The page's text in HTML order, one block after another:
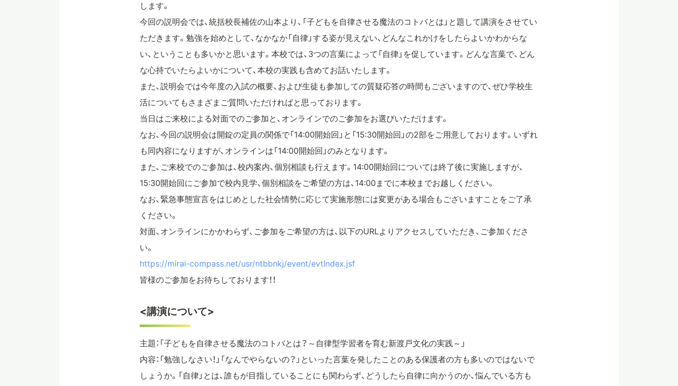
します。
今回の説明会では、統括校長補佐の山本より、「子どもを自律させる魔法のコトバとは」と題して講演をさせてい
ただきます。勉強を始めとして、なかなか「自律」する姿が見えない、どんなこれかけをしたらよいかわからな
い、ということも多いかと思います。本校では、3つの言葉によって「自律」を促しています。どんな言葉で、どん
な心持でいたらよいかについて、本校の実践も含めてお話いたします。
また、説明会では今年度の入試の概要、および生徒も参加しての質疑応答の時間もございますので、ぜひ学校生
活についてもさまざまご質問いただければと思っております。
当日はご来校による対面でのご参加と、オンラインでのご参加をお選びいただけます。
なお、今回の説明会は開錠の定員の関係で「14:00開始回」と「15:30開始回」の2部をご用意しております。いずれ
も同内容になりますが、オンラインは「14:00開始回」のみとなります。
また、ご来校でのご参加は、校内案内、個別相談も行えます。14:00開始回については終了後に実施しますが、
15:30開始回にご参加で校内見学、個別相談をご希望の方は、14:00までに本校までお越しください。
なお、緊急事態宣言をはじめとした社会情勢に応じて実施形態には変更がある場合もございますことをご了承
ください。
対面、オンラインにかかわらず、ご参加をご希望の方は、以下のURLよりアクセスしていただき、ご参加くださ
い。
https://mirai-compass.net/usr/ntbbnkj/event/evtIndex.jsf
皆様のご参加をお待ちしております！！
<講演について>
主題：「子どもを自律させる魔法のコトバとは？～自律型学習者を育む新渡戸文化の実践～」
内容：「勉強しなさい！」「なんでやらないの？」といった言葉を発したことのある保護者の方も多いのではないで
しょうか。「自律」とは、誰もが目指していることにも関わらず、どうしたら自律に向かうのか、悩んでいる方も